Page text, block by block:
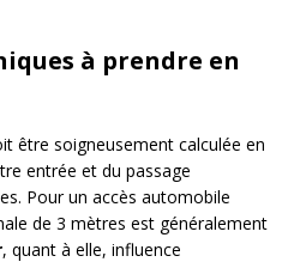
à prendre en
être soigneusement calculée en
entrée et du passage
Pour un accès automobile
de 3 mètres est généralement
, quant à elle, influence